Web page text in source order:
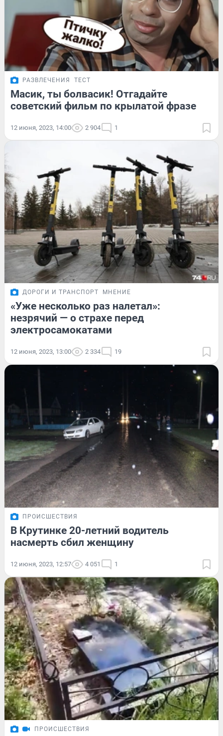
РАЗВЛЕЧЕНИЯ ТЕСТ
Масик, ты болвасик! Отгадайте
советский фильм по крылатой фразе
12 июня, 2023, 14:00 2 904 1
ДОРОГИ И ТРАНСПОРТ МНЕНИЕ
«Уже несколько раз налетал»:
незрячий — о страхе перед
электросамокатами
12 июня, 2023, 13:00 2 334 19
ПРОИСШЕСТВИЯ
В Крутинке 20-летний водитель
насмерть сбил женщину
12 июня, 2023, 12:57 4 051 1
ПРОИСШЕСТВИЯ